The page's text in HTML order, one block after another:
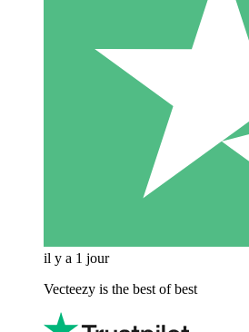
il y a 1 jour
Vecteezy is the best of best